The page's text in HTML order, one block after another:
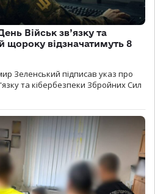
Військ зв’язку та
щороку відзначатимуть 8
Зеленський підписав указ про
та кібербезпеки Збройних Сил